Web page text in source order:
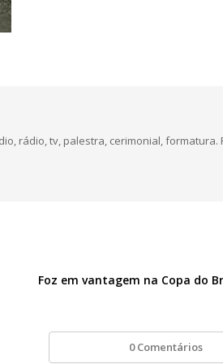
rádio, tv, palestra, cerimonial,
Foz em vantagem na Copa do
0 Comentários